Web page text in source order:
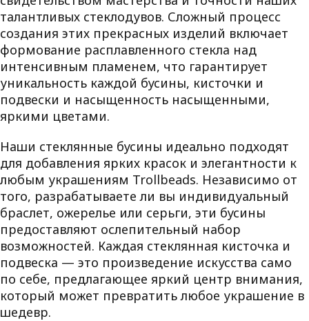
талантливых стеклодувов. Сложный процесс
создания этих прекрасных изделий включает
формование расплавленного стекла над
интенсивным пламенем, что гарантирует
уникальность каждой бусины, кисточки и
подвески и насыщенность насыщенными,
яркими цветами.
Наши стеклянные бусины идеально подходят
для добавления ярких красок и элегантности к
любым украшениям Trollbeads. Независимо от
того, разрабатываете ли вы индивидуальный
браслет, ожерелье или серьги, эти бусины
предоставляют ослепительный набор
возможностей. Каждая стеклянная кисточка и
подвеска — это произведение искусства само
по себе, предлагающее яркий центр внимания,
который может превратить любое украшение в
шедевр.